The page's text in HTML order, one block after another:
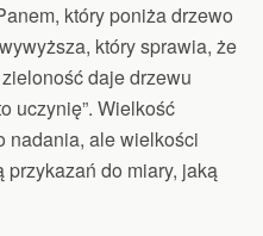
który poniża drzewo
który sprawia, że
daje drzewu
uczynię”. Wielkość
nadania, ale wielkości
do miary, jaką